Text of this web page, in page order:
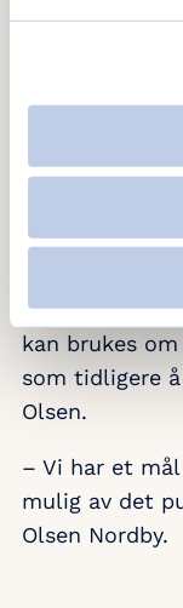
260 tonn i
verktøy og
gode
– Vi har hatt
veien. Stadig
kan brukes
som tidligere
Olsen.
– Vi har et
mulig av det
Olsen Nordby.